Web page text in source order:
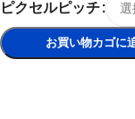
ピクセルピッチ
お買い物カゴに